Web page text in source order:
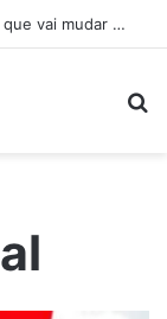
Vagas de emprego perto de você: o guia que vai mudar sua busca